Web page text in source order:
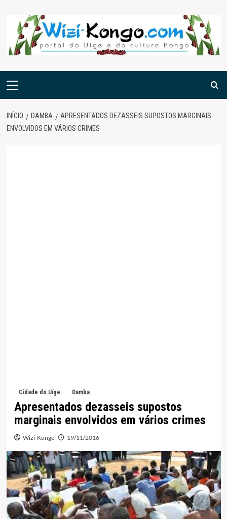
content
Menu
INÍCIO DAMBA
APRESENTADOS DEZASSEIS SUPOSTOS MARGINAIS
ENVOLVIDOS EM VÁRIOS CRIMES
Cidade do Uíge Damba
Apresentados dezasseis supostos
marginais envolvidos em vários crimes
Wizi-Kongo 19/11/2016